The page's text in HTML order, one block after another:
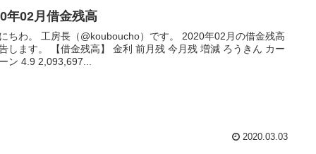
年02月借金残高
ちわ。 工房長（@kouboucho）です。 2020年02月の借金残高
します。 【借金残高】 金利 前月残 今月残 増減 ろうきん カー
ン 4.9 2,093,697...
2020.03.03